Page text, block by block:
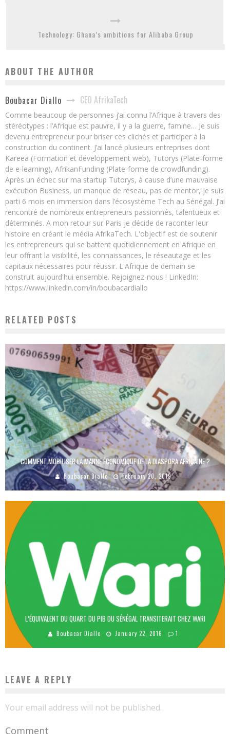
Technology: Ghana’s ambitions for Alibaba Group
ABOUT THE AUTHOR
Boubacar Diallo CEO AfrikaTech
Comme beaucoup de personnes j’ai connu l’Afrique à travers des
stéréotypes : l’Afrique est pauvre, il y a la guerre, famine… Je suis
devenu entrepreneur pour briser ces clichés et participer à la
construction du continent. J’ai lancé plusieurs entreprises dont
Kareea (Formation et développement web), Tutorys (Plate-forme
de e-learning), AfrikanFunding (Plate-forme de crowdfunding).
Après un échec sur ma startup Tutorys, à cause d’une mauvaise
exécution Business, un manque de réseau, pas de mentor, je suis
parti 6 mois en immersion dans l’écosystème Tech au Sénégal. J’ai
rencontré de nombreux entrepreneurs passionnés, talentueux et
déterminés. A mon retour sur Paris je décide de raconter leur
histoire en créant le média AfrikaTech. L'objectif est de soutenir
les entrepreneurs qui se battent quotidiennement en Afrique en
leur offrant la visibilité, les connaissances, le réseautage et les
capitaux nécessaires pour réussir. L'Afrique de demain se
construit aujourd'hui ensemble. Rejoignez-nous ! LinkedIn:
https://www.linkedin.com/in/boubacardiallo
RELATED POSTS
COMMENT MOBILISER LA MANNE ÉCONOMIQUE DE LA DIASPORA AFRICAINE ?
Boubacar Diallo February 20, 2019
L’ÉQUIVALENT DU QUART DU PIB DU SÉNÉGAL TRANSITERAIT CHEZ WARI
Boubacar Diallo January 22, 2016 1
LEAVE A REPLY
Your email address will not be published.
Comment